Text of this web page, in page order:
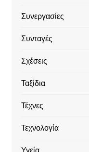
Συνεργασίες
Συνταγές
Σχέσεις
Ταξίδια
Τέχνες
Τεχνολογία
Υγεία